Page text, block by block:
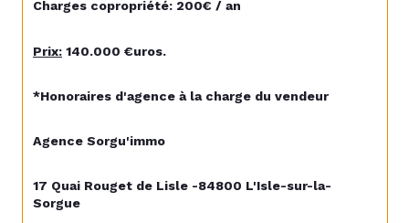
Charges copropriété: 200€ / an
Prix: 140.000 €uros.
*Honoraires d'agence à la charge du vendeur
Agence Sorgu'immo
17 Quai Rouget de Lisle -84800 L'Isle-sur-la-
Sorgue